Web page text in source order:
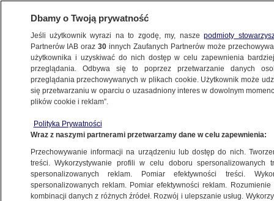
POLSKA
Kolarze przejadą, dekoracje znikną,
wszystko potrwa kilkanaście minut.
Co zostanie?
Mariusz Czykier
2.08.2025, 07:24
Dbamy o Twoją prywatność
Jeśli użytkownik wyrazi na to zgodę, my, naszepodmioty
Partnerów IAB oraz30 innych Zaufanych Partnerów może
użytkownika i uzyskiwać do nich dostęp w celu zapewnienia
przeglądania. Odbywa się to poprzez przetwarzanie danych
przeglądania przechowywanych w plikach cookie. Użytkownik może
się przetwarzaniu w oparciu o uzasadniony interes w dowolnym
plików cookie i reklam”.
Polityka Prywatności
Wraz z naszymi partnerami przetwarzamy dane w celu zapewnienia:
Przechowywanie informacji na urządzeniu lub dostęp do nich.
treści. Wykorzystywanie profili w celu doboru spersonalizowanych
spersonalizowanych reklam. Pomiar efektywności treści.
spersonalizowanych reklam. Pomiar efektywności reklam.
kombinacji danych z różnych źródeł. Rozwój i ulepszanie usług.